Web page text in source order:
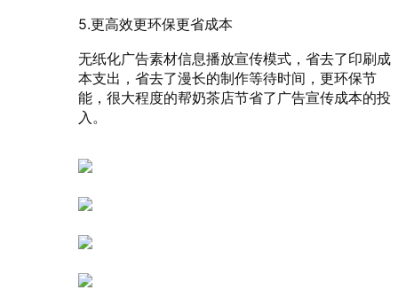
5.更高效更环保更省成本
无纸化广告素材信息播放宣传模式，省去了印刷成
本支出，省去了漫长的制作等待时间，更环保节
能，很大程度的帮奶茶店节省了广告宣传成本的投
入。